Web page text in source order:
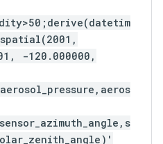
-120.000000,